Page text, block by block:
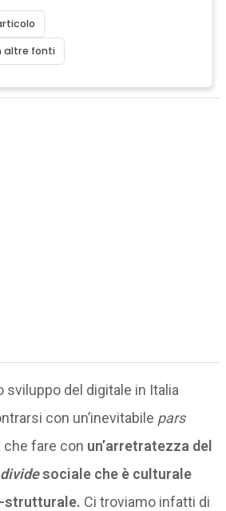
altre fonti
sviluppo del digitale in Italia
con un’inevitabile pars
fare con un’arretratezza del
dividesociale che è culturale
strutturale. Ci troviamo infatti di